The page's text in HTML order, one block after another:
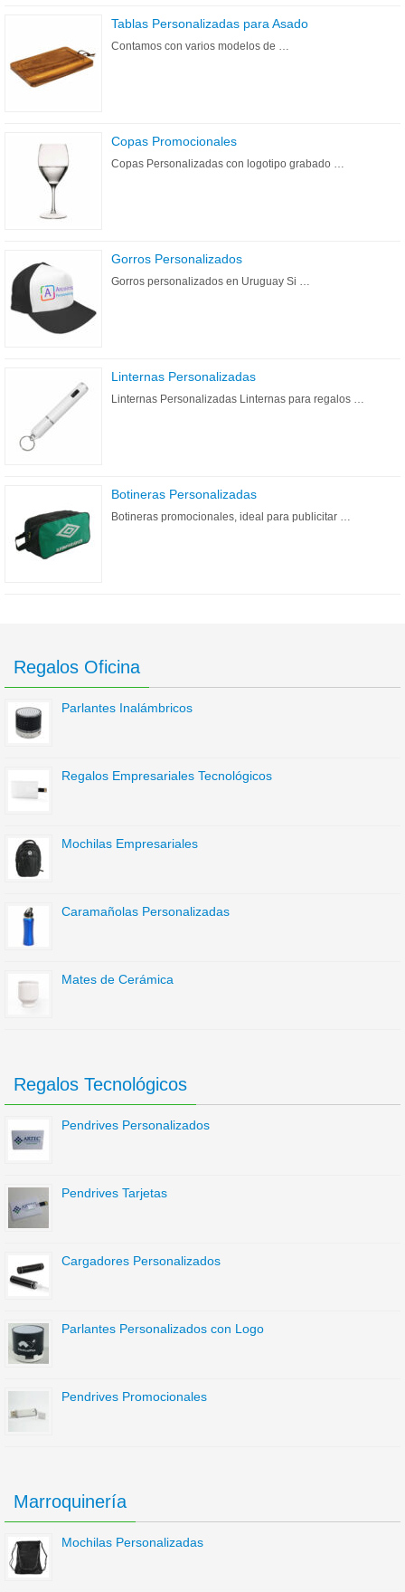
Tablas Personalizadas para Asado
Contamos con varios modelos de …
Copas Promocionales
Copas Personalizadas con logotipo grabado …
Gorros Personalizados
Gorros personalizados en Uruguay Si …
Linternas Personalizadas
Linternas Personalizadas Linternas para regalos …
Botineras Personalizadas
Botineras promocionales, ideal para publicitar …
Regalos Oficina
Parlantes Inalámbricos
Regalos Empresariales Tecnológicos
Mochilas Empresariales
Caramañolas Personalizadas
Mates de Cerámica
Regalos Tecnológicos
Pendrives Personalizados
Pendrives Tarjetas
Cargadores Personalizados
Parlantes Personalizados con Logo
Pendrives Promocionales
Marroquinería
Mochilas Personalizadas